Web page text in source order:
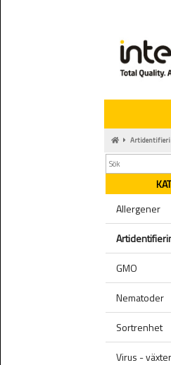
Allergener
GMO
Nematoder
Sortrenhet
Virus - växter